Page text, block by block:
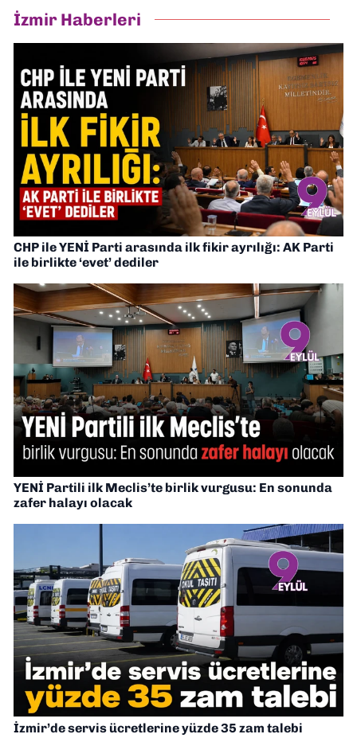
İzmir Haberleri
CHP ile YENİ Parti arasında ilk fikir ayrılığı: AK Parti
ile birlikte ‘evet’ dediler
YENİ Partili ilk Meclis’te birlik vurgusu: En sonunda
zafer halayı olacak
İzmir’de servis ücretlerine yüzde 35 zam talebi